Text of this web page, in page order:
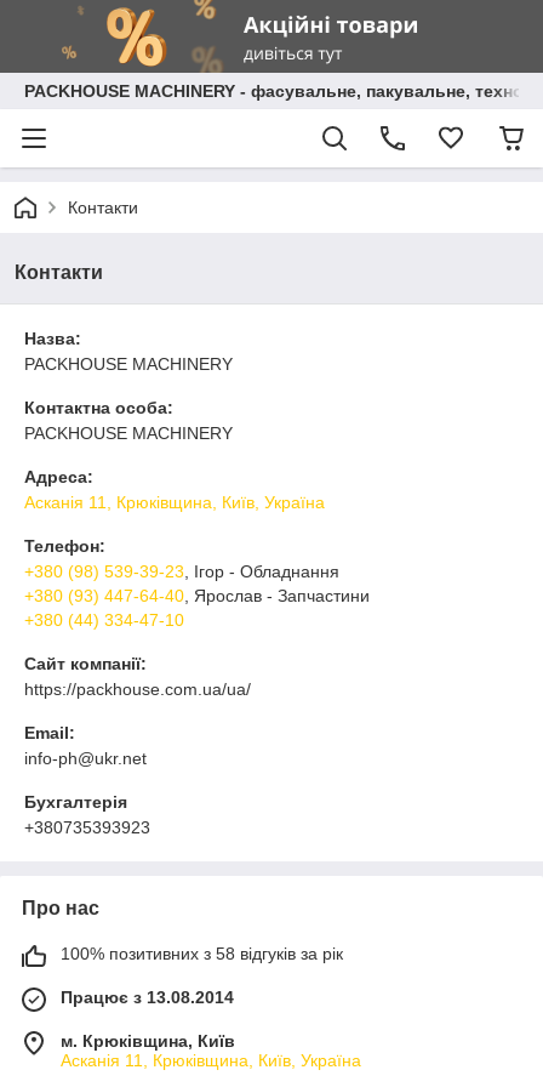
PACKHOUSE MACHINERY - фасувальне, пакувальне,
Контакти
Контакти
Назва:
PACKHOUSE MACHINERY
Контактна особа:
PACKHOUSE MACHINERY
Адреса:
Асканія 11, Крюківщина, Київ, Україна
Телефон:
+380 (98) 539-39-23 , Ігор - Обладнання
+380 (93) 447-64-40 , Ярослав - Запчастини
+380 (44) 334-47-10
Сайт компанії:
https://packhouse.com.ua/ua/
Email:
info-ph@ukr.net
Бухгалтерія
+380735393923
Про нас
100% позитивних з 58 відгуків за рік
Працює з 13.08.2014
м. Крюківщина, Київ
Асканія 11, Крюківщина, Київ, Україна